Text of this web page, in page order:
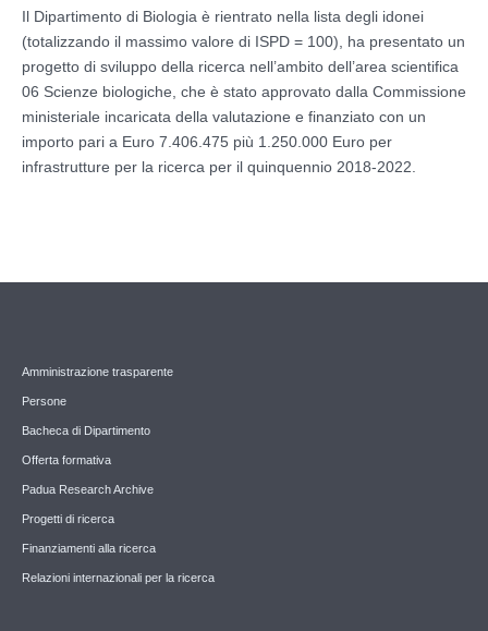
Il Dipartimento di Biologia è rientrato nella lista degli idonei
(totalizzando il massimo valore di ISPD = 100), ha presentato un
progetto di sviluppo della ricerca nell’ambito dell’area scientifica
06 Scienze biologiche, che è stato approvato dalla Commissione
ministeriale incaricata della valutazione e finanziato con un
importo pari a Euro 7.406.475 più 1.250.000 Euro per
infrastrutture per la ricerca per il quinquennio 2018-2022.
Amministrazione trasparente
Persone
Bacheca di Dipartimento
Offerta formativa
Padua Research Archive
Progetti di ricerca
Finanziamenti alla ricerca
Relazioni internazionali per la ricerca